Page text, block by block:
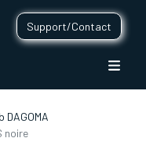
Support/Contact
noire